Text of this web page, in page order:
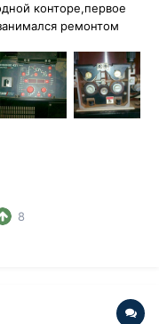
конторе,первое
ремонтом
phoenix 421, и в
8